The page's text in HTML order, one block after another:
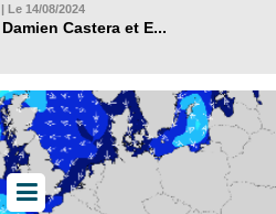
Le 14/08/2024
Castera et E...